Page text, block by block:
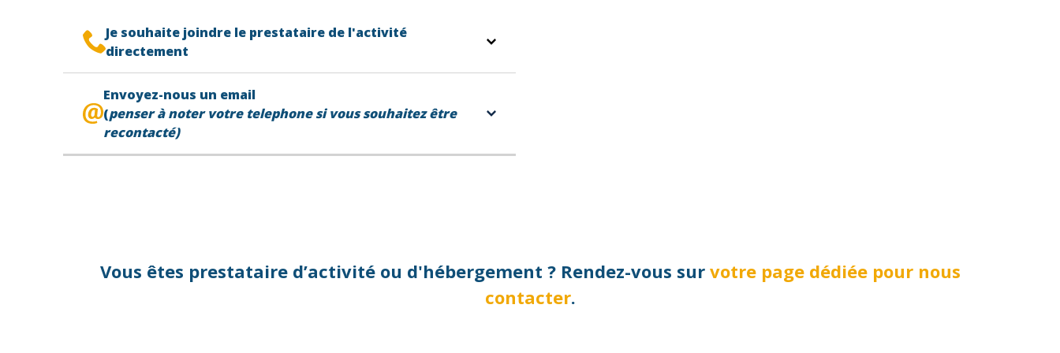
Je souhaite joindre le prestataire de l'activité
directement
votre billet,en première page.
Envoyez-nous un email
(penser à noter votre telephone si vous souhaitez être
recontacté)
Vous êtes prestataire d’activité ou d'hébergement ? Rendez-vous sur votre page dédiée pour nous
contacter.